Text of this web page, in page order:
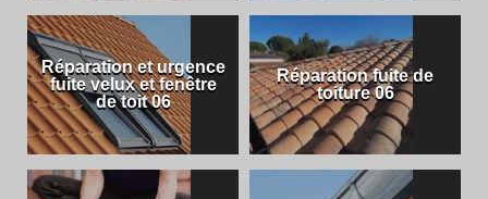
Réparation et urgence
fuite velux et fenêtre
de toit 06
Réparation fuite de
toiture 06